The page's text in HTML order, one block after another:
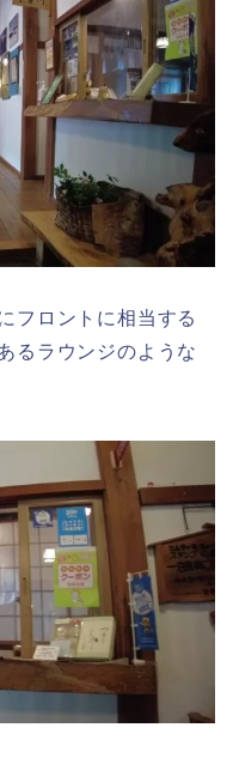
フロントに相当する
るラウンジのような